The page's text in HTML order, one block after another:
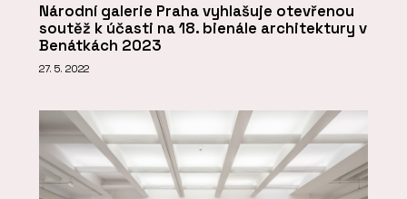
Národní galerie Praha vyhlašuje otevřenou
soutěž k účasti na 18. bienále architektury v
Benátkách 2023
27. 5. 2022